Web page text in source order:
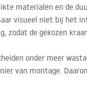
materialen en de
visueel niet bij het
zodat de gekozen
onder meer
van montage.